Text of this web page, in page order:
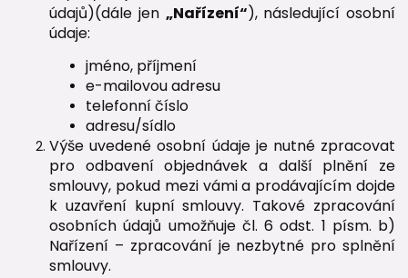
údajů)(dále jen „Nařízení“), následující osobní
údaje:
jméno, příjmení
e-mailovou adresu
telefonní číslo
adresu/sídlo
Výše uvedené osobní údaje je nutné zpracovat
pro odbavení objednávek a další plnění ze
smlouvy, pokud mezi vámi a prodávajícím dojde
k uzavření kupní smlouvy. Takové zpracování
osobních údajů umožňuje čl. 6 odst. 1 písm. b)
Nařízení – zpracování je nezbytné pro splnění
smlouvy.